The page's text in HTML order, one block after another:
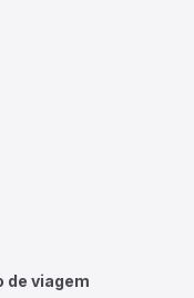
de viagem